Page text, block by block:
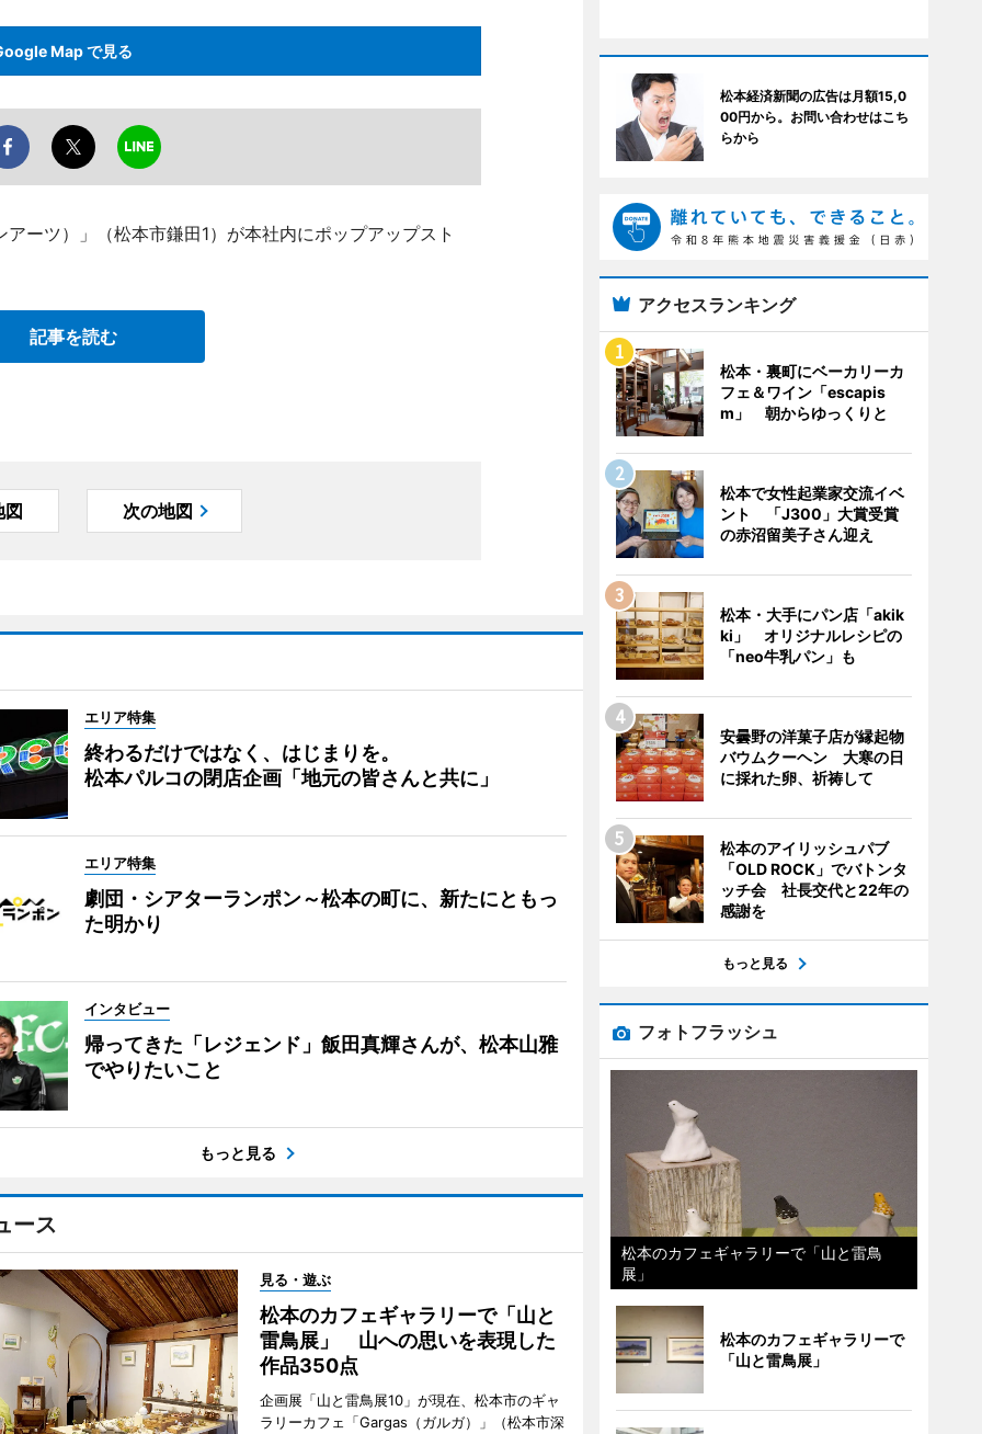
Map で見る
ーツ）」（松本市鎌田1）が本社内にポップアップスト
記事を読む
図 次の地図
エリア特集
終わるだけではなく、はじまりを。
松本パルコの閉店企画「地元の皆さんと共に」
エリア特集
劇団・シアターランポン～松本の町に、新たにともっ
た明かり
インタビュー
帰ってきた「レジェンド」飯田真輝さんが、松本山雅
でやりたいこと
もっと見る
ース
見る・遊ぶ
松本のカフェギャラリーで「山と
雷鳥展」 山への思いを表現した
作品350点
企画展「山と雷鳥展10」が現在、松本市のギャ
ラリーカフェ「Gargas（ガルガ）」（松本市深
松本経済新聞の広告は月額15,0
00円から。お問い合わせはこち
らから
アクセスランキング
松本・裏町にベーカリーカ
フェ＆ワイン「escapis
m」 朝からゆっくりと
松本で女性起業家交流イベ
ント 「J300」大賞受賞
の赤沼留美子さん迎え
松本・大手にパン店「akik
ki」 オリジナルレシピの
「neo牛乳パン」も
安曇野の洋菓子店が縁起物
バウムクーヘン 大寒の日
に採れた卵、祈祷して
松本のアイリッシュパブ
「OLD ROCK」でバトンタ
ッチ会 社長交代と22年の
感謝を
もっと見る
フォトフラッシュ
松本のカフェギャラリーで「山と雷鳥
展」
松本のカフェギャラリーで
「山と雷鳥展」